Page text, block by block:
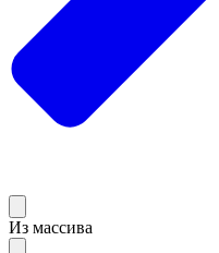
Из массива